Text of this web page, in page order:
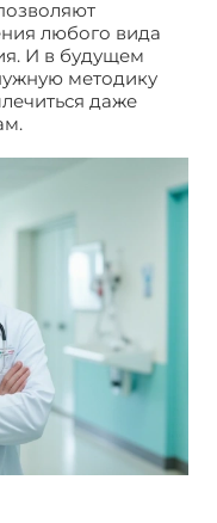
любого вида
И в будущем
методику
даже